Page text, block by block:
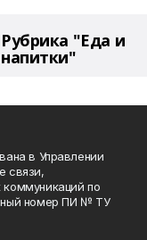
Рубрика "Еда и
напитки"
в Управлении
связи,
по
номер ПИ № ТУ